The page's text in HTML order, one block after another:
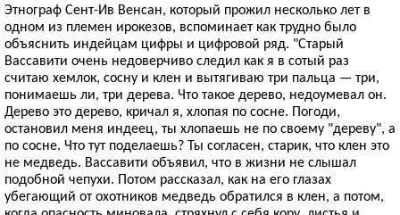
Этнограф Сент-Ив Венсан, который прожил несколько лет в
одном из племен ирокезов, вспоминает как трудно было
объяснить индейцам цифры и цифровой ряд. "Старый
Вассавити очень недоверчиво следил как я в сотый раз
считаю хемлок, сосну и клен и вытягиваю три пальца — три,
понимаешь ли, три дерева. Что такое дерево, недоумевал он.
Дерево это дерево, кричал я, хлопая по сосне. Погоди,
остановил меня индеец, ты хлопаешь не по своему "дереву", а
по сосне. Что тут поделаешь? Ты согласен, старик, что клен это
не медведь. Вассавити объявил, что в жизни не слышал
подобной чепухи. Потом рассказал, как на его глазах
убегающий от охотников медведь обратился в клен, а потом,